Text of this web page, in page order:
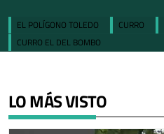
EL POLÍGONO TOLEDO CURRO
CURRO EL DEL BOMBO
LO MÁS VISTO